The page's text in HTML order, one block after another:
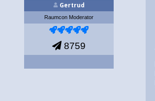
Gertrud
Raumcon Moderator
8759